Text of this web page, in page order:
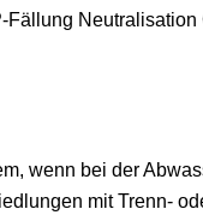
Fällung Neutralisation
wenn bei der
mit Trenn-